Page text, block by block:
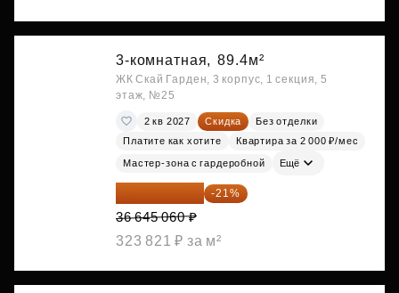
3-комнатная, 89.4м²
ЖК Скай Гарден, 3 корпус, 1 секция, 5
этаж, №25
2 кв 2027 Скидка
Без отделки
Платите как хотите
Квартира за 2 000 ₽/мес
Мастер-зона с гардеробной Ещё
28 949 597 ₽ -21%
36 645 060 ₽
323 821 ₽ за м²